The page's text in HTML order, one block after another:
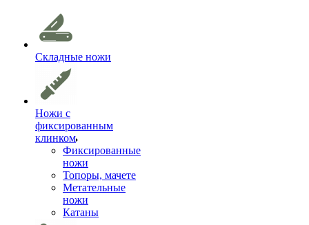
Складные ножи
Ножи с
фиксированным
клинком
Фиксированные
ножи
Топоры, мачете
Метательные
ножи
Катаны